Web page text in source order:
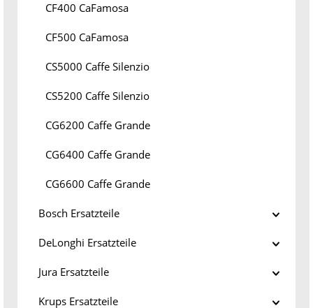
CF400 CaFamosa
CF500 CaFamosa
CS5000 Caffe Silenzio
CS5200 Caffe Silenzio
CG6200 Caffe Grande
CG6400 Caffe Grande
CG6600 Caffe Grande
Bosch Ersatzteile
DeLonghi Ersatzteile
Jura Ersatzteile
Krups Ersatzteile